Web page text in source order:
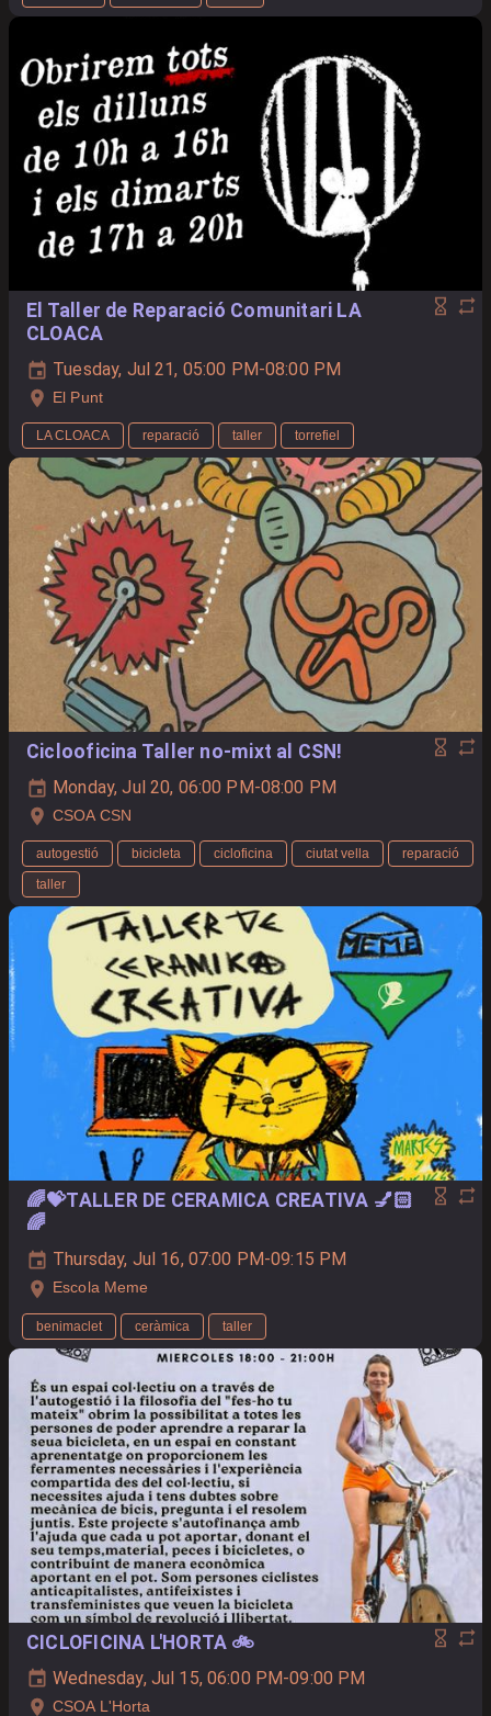
El Taller de Reparació Comunitari LA
CLOACA
Tuesday, Jul 21, 05:00 PM-08:00 PM
El Punt
LA CLOACA reparació taller torrefiel
Ciclooficina Taller no-mixt al CSN!
Monday, Jul 20, 06:00 PM-08:00 PM
CSOA CSN
autogestió bicicleta cicloficina ciutat vella
reparació
taller
🌈💝TALLER DE CERAMICA CREATIVA 💅🏻
🌈
Thursday, Jul 16, 07:00 PM-09:15 PM
Escola Meme
benimaclet ceràmica taller
CICLOFICINA L'HORTA 🚲
Wednesday, Jul 15, 06:00 PM-09:00 PM
CSOA L'Horta